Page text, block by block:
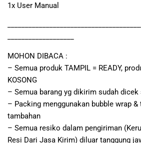
1x User Manual
MOHON DIBACA :
– Semua produk TAMPIL = READY,
KOSONG
– Semua barang yg dikirim sudah
– Packing menggunakan bubble wrap
tambahan
– Semua resiko dalam pengiriman
Resi Dari Jasa Kirim) diluar tanggung